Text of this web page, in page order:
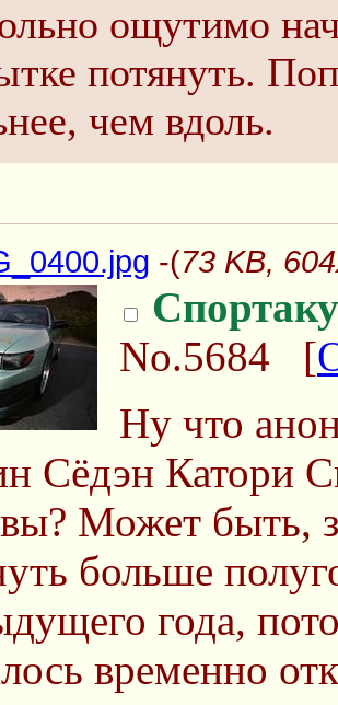
ощутимо
потянуть.
чем вдоль.
-(73 KB,
No.5684 [
Ну что
Сёдэн Катори
Может быть,
больше
года,
временно